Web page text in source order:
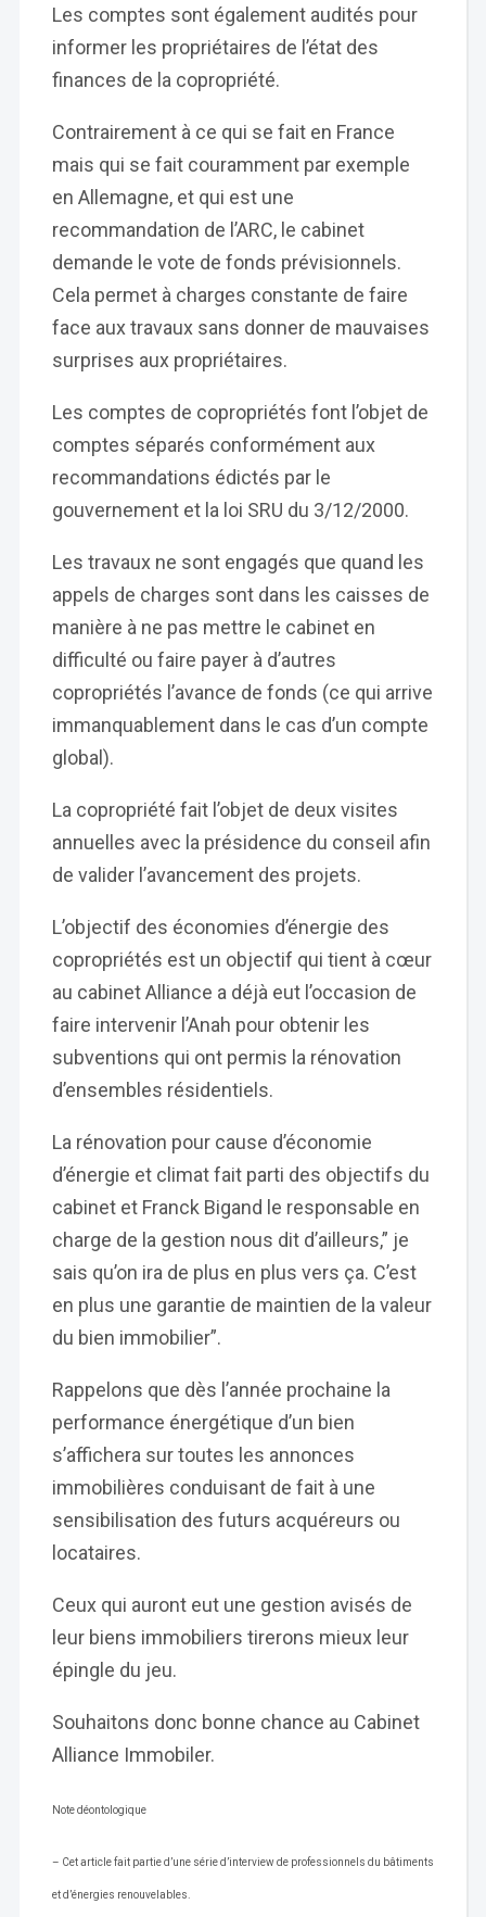
Les comptes sont également audités pour
informer les propriétaires de l’état des
finances de la copropriété.
Contrairement à ce qui se fait en France
mais qui se fait couramment par exemple
en Allemagne, et qui est une
recommandation de l’ARC, le cabinet
demande le vote de fonds prévisionnels.
Cela permet à charges constante de faire
face aux travaux sans donner de mauvaises
surprises aux propriétaires.
Les comptes de copropriétés font l’objet de
comptes séparés conformément aux
recommandations édictés par le
gouvernement et la loi SRU du 3/12/2000.
Les travaux ne sont engagés que quand les
appels de charges sont dans les caisses de
manière à ne pas mettre le cabinet en
difficulté ou faire payer à d’autres
copropriétés l’avance de fonds (ce qui arrive
immanquablement dans le cas d’un compte
global).
La copropriété fait l’objet de deux visites
annuelles avec la présidence du conseil afin
de valider l’avancement des projets.
L’objectif des économies d’énergie des
copropriétés est un objectif qui tient à cœur
au cabinet Alliance a déjà eut l’occasion de
faire intervenir l’Anah pour obtenir les
subventions qui ont permis la rénovation
d’ensembles résidentiels.
La rénovation pour cause d’économie
d’énergie et climat fait parti des objectifs du
cabinet et Franck Bigand le responsable en
charge de la gestion nous dit d’ailleurs,” je
sais qu’on ira de plus en plus vers ça. C’est
en plus une garantie de maintien de la valeur
du bien immobilier”.
Rappelons que dès l’année prochaine la
performance énergétique d’un bien
s’affichera sur toutes les annonces
immobilières conduisant de fait à une
sensibilisation des futurs acquéreurs ou
locataires.
Ceux qui auront eut une gestion avisés de
leur biens immobiliers tirerons mieux leur
épingle du jeu.
Souhaitons donc bonne chance au Cabinet
Alliance Immobiler.
Note déontologique
– Cet article fait partie d’une série d’interview de professionnels du bâtiments
et d’énergies renouvelables.